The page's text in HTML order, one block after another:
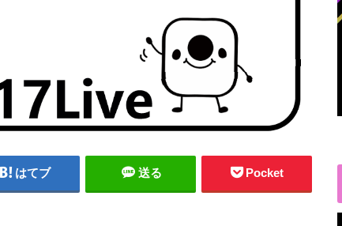
はてブ 送る Pocket